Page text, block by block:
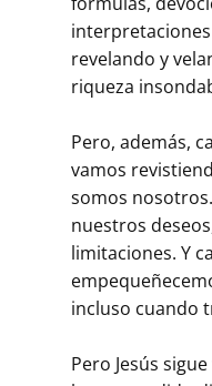
revelando y
riqueza
Pero, además,
vamos
somos
nuestros
limitaciones. Y
incluso cuando
Pero Jesús